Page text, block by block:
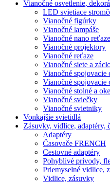
Vianočné osvetlenie,
LED svietiace
Vianočné figúrky
Vianočné lampáše
Vianočné nano reťaze
Vianočné projektory
Vianočné reťaze
Vianočné siete a
Vianočné spojovacie
Vianočné spojovacie
Vianočné stolné a
Vianočné sviečky
Vianočné svietniky
Vonkajšie svietidlá
Zásuvky, vidlice, adaptéry,
Adaptéry
Časovače FRENCH
Cestovné adaptéry
Pohyblivé prívody,
Priemyselné vidlice,
Vidlice, zásuvky